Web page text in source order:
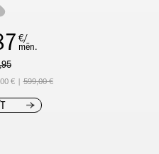
€/
mēn.
€ |599,00 €